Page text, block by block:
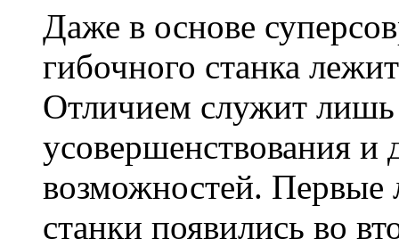
Даже в основе
гибочного станка
Отличием служит лишь
усовершенствования и
возможностей. Первые
станки появились во